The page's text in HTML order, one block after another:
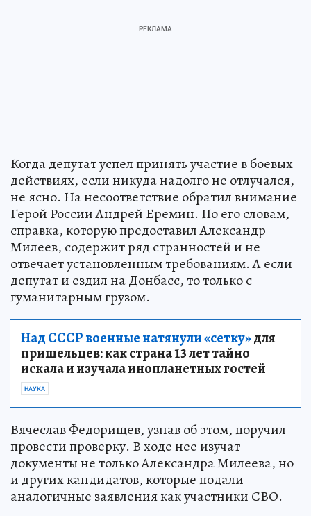
Когда депутат успел принять участие в боевых
действиях, если никуда надолго не отлучался,
не ясно. На несоответствие обратил внимание
Герой России Андрей Еремин. По его словам,
справка, которую предоставил Александр
Милеев, содержит ряд странностей и не
отвечает установленным требованиям. А если
депутат и ездил на Донбасс, то только с
гуманитарным грузом.
Над СССР военные натянули «сетку»для
пришельцев: как страна 13 лет тайно
искала и изучала инопланетных гостей
НАУКА
Вячеслав Федорищев, узнав об этом, поручил
провести проверку. В ходе нее изучат
документы не только Александра Милеева, но
и других кандидатов, которые подали
аналогичные заявления как участники СВО.